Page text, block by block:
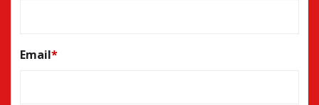
Email*